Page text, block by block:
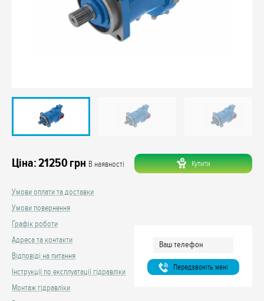
Ціна:21250 грн В наявності Купити
Умови оплати та доставки
Умови повернення
Графік роботи
Адреса та контакти
Відповіді на питання
Інструкції по експлуатації гідравліки
Монтаж гідравліки
Передзвонiть менi